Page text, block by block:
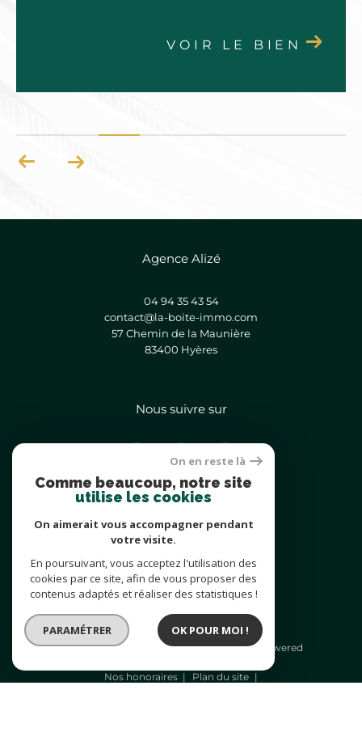
VOIR LE BIEN
Agence Alizé
04 94 35 43 54
contact@la-boite-immo.com
57 Chemin de la Maunière
83400
hyères
Nous suivre sur
Adhérents
© 2026 | Tous droits réservés | Traduction powered
Nos honoraires
Plan du site
On en reste là
Comme beaucoup, notre site
utilise les cookies
On aimerait vous accompagner pendant
votre visite.
En poursuivant, vous acceptez l'utilisation des
cookies par ce site, afin de vous proposer des
contenus adaptés et réaliser des statistiques !
PARAMÉTRER OK POUR MOI !